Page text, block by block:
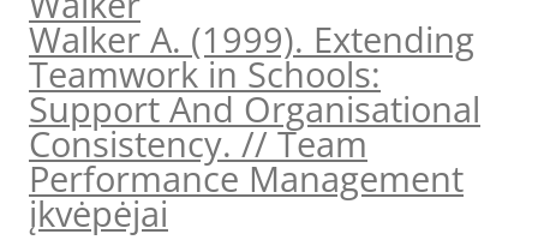
Walker A. (1999). Extending
Teamwork in Schools:
Support And Organisational
Consistency. // Team
Performance Management
įkvėpėjai